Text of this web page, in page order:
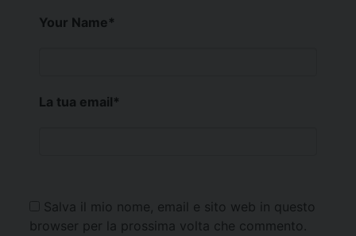
Your Name*
La tua email*
Salva il mio nome, email e sito web in questo
browser per la prossima volta che commento.